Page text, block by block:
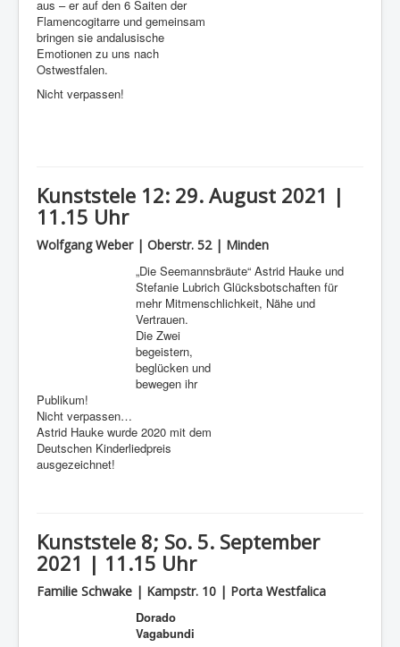
aus – er auf den 6 Saiten der
Flamencogitarre und gemeinsam
bringen sie andalusische
Emotionen zu uns nach
Ostwestfalen.
Nicht verpassen!
Kunststele 12: 29. August 2021 |
11.15 Uhr
Wolfgang Weber | Oberstr. 52 | Minden
„Die Seemannsbräute“ Astrid Hauke und
Stefanie Lubrich Glücksbotschaften für
mehr Mitmenschlichkeit, Nähe und
Vertrauen.
Die Zwei
begeistern,
beglücken und
bewegen ihr
Publikum!
Nicht verpassen…
Astrid Hauke wurde 2020 mit dem
Deutschen Kinderliedpreis
ausgezeichnet!
Kunststele 8; So. 5. September
2021 | 11.15 Uhr
Familie Schwake | Kampstr. 10 | Porta Westfalica
Dorado
Vagabundi